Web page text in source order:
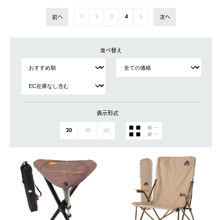
前へ 2 3 4 5 次へ
並べ替え
表示形式
20 40 60